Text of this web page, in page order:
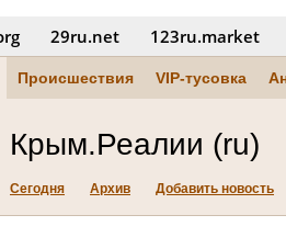
29ru.net 123ru.market
Происшествия VIP-тусовка
Крым.Реалии (ru)
Сегодня Архив Добавить новость